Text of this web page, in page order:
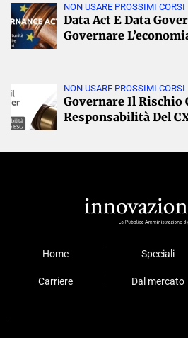
NON USARE PROSSIMI CORSI
Data Act E Data
Governare
NON USARE PROSSIMI CORSI
Governare Il Rischio
Responsabilità Del
Home Speciali
Carriere Dal mercato